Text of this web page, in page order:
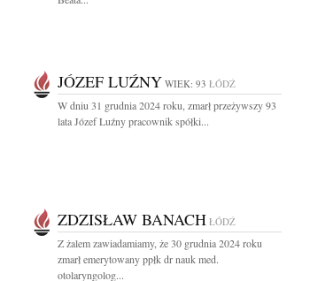
JÓZEF LUŹNY WIEK: 93 ŁÓDŹ
W dniu 31 grudnia 2024 roku, zmarł przeżywszy 93
lata Józef Luźny pracownik spółki...
ZDZISŁAW BANACH ŁÓDŹ
Z żalem zawiadamiamy, że 30 grudnia 2024 roku
zmarł emerytowany ppłk dr nauk med.
otolaryngolog...